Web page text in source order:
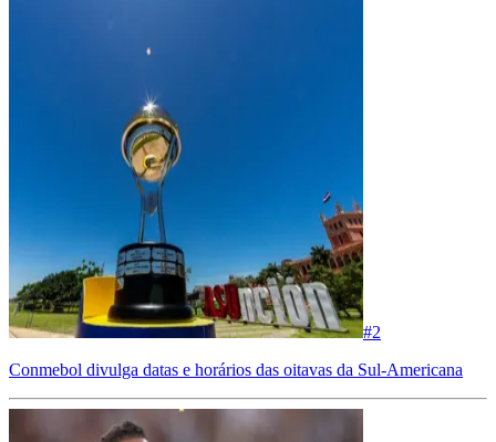
#2
Conmebol divulga datas e horários das oitavas da Sul-Americana